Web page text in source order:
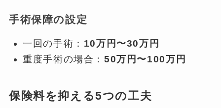
手術保障の設定
一回の手術： 10万円〜30万円
重度手術の場合：50万円〜100万円
保険料を抑える5つの工夫